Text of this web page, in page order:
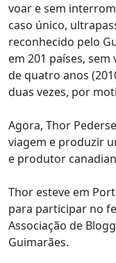
voar e sem
caso único,
reconhecido pelo
em 201 países,
de quatro anos
duas vezes, por
Agora, Thor
viagem e produzir
e produtor
Thor esteve em
para participar no
Associação de
Guimarães.